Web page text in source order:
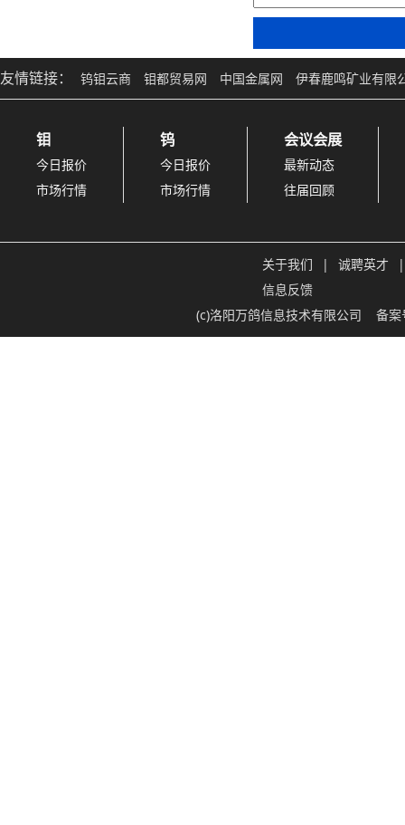
友情链接： 钨钼云商 钼都贸易网 中国金属网 伊春鹿鸣矿业有限
钼
今日报价
市场行情
钨
今日报价
市场行情
会议会展
最新动态
往届回顾
关于我们 | 诚聘英才
|
信息反馈
(c)洛阳万鸽信息技术有限公司 备案